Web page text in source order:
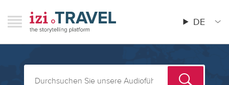
zum
Inhalt
Menu
Main
menu
DE